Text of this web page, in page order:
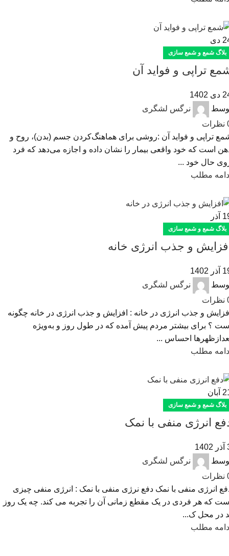
دی
بلاگ شمع و شمع سازی
تراپی و فواید آن
1402
نرگس لشگری
نظرات
تراپی و فواید آن :روشی برای هماهنگ‌کردن جسم (بدن)، روح و
است که خود واقعی بیمار را نشان داده و اجازه می‌دهد که فرد
حال خود ...
مطلب
آذر
بلاگ شمع و شمع سازی
و جذب انرژی خانه
1402
نرگس لشگری
نظرات
و جذب انرژی در خانه : افزایش و جذب انرژی در خانه چگونه
؟ برای بیشتر مردم پیش آمده که در طول روز و به‌ویژه
احساس ...
مطلب
آبان
بلاگ شمع و شمع سازی
انرژی منفی با نمک
نرگس لشگری
نظرات
انرژی منفی با نمک دفع نرژی منفی با نمک : انرژی منفی چیزی
که هر فردی در یک مقطع زمانی آن را تجربه می کند. چه یک روز
در محل ک...
مطلب